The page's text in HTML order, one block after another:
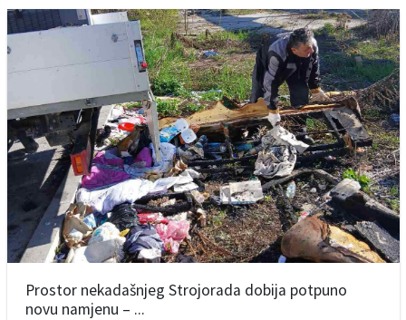
Prostor nekadašnjeg Strojorada dobija potpuno
novu namjenu – ...